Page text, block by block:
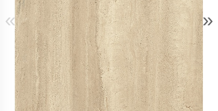
« »